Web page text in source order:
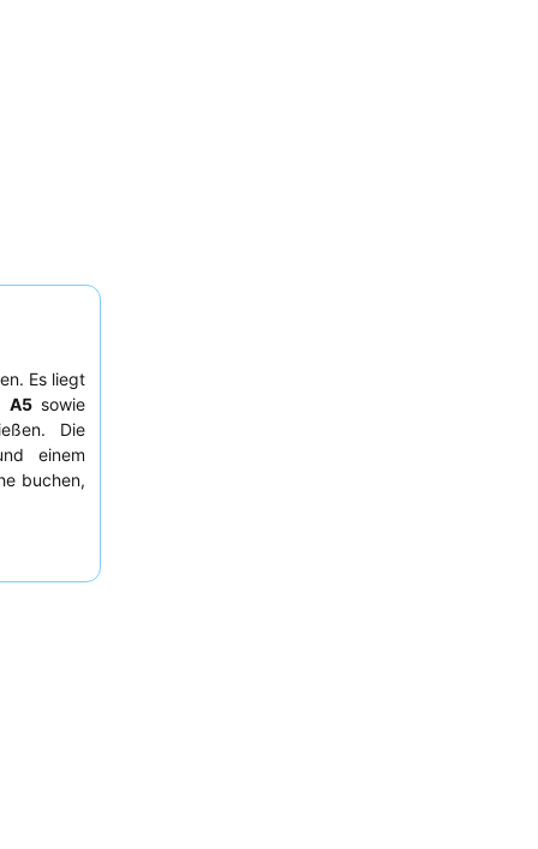
Es liegt
A5sowie
Die
einem
buchen,